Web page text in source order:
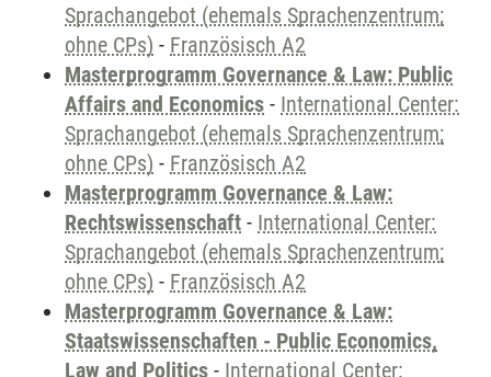
Sprachangebot (ehemals Sprachenzentrum;
ohne CPs) - Französisch A2
Masterprogramm Governance & Law: Public
Affairs and Economics - International Center:
Sprachangebot (ehemals Sprachenzentrum;
ohne CPs) - Französisch A2
Masterprogramm Governance & Law:
Rechtswissenschaft - International Center:
Sprachangebot (ehemals Sprachenzentrum;
ohne CPs) - Französisch A2
Masterprogramm Governance & Law:
Staatswissenschaften - Public Economics,
Law and Politics - International Center: